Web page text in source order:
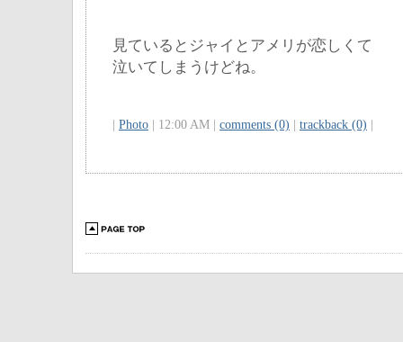
見ているとジャイとアメリが恋しくて
泣いてしまうけどね。
Photo | 12:00 AM | comments (0) trackback (0)